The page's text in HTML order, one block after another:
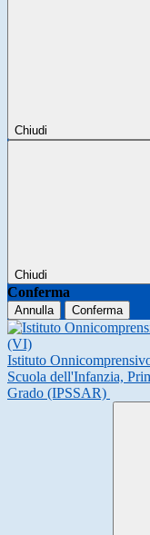
Chiudi
Chiudi
Conferma
Annulla Conferma
Istituto
Scuola dell'Infanzia,
Grado (IPSSAR)